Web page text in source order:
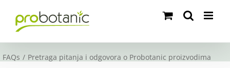
content
FAQs Pretraga pitanja i odgovora o Probotanic proizvodima